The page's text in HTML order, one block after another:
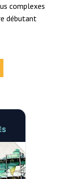
complexes
débutant